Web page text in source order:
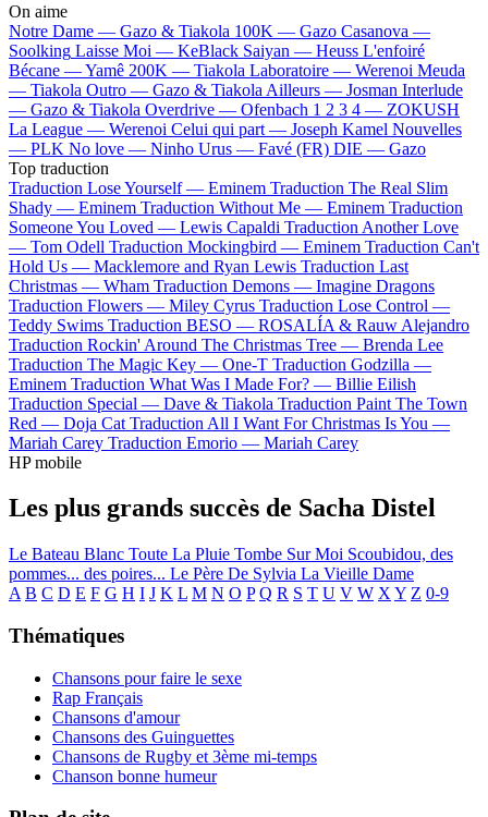
On aime
Notre Dame — Gazo & Tiakola 100K — Gazo Casanova —
Soolking Laisse Moi — KeBlack Saiyan — Heuss L'enfoiré
Bécane —Yamê 200K — Tiakola Laboratoire — Werenoi Meuda
— Tiakola Outro — Gazo & Tiakola Ailleurs — Josman Interlude
— Gazo & Tiakola Overdrive — Ofenbach 1 2 3 4 — ZOKUSH
La League — Werenoi Celui qui part — Joseph Kamel Nouvelles
— PLK No love — Ninho Urus — Favé (FR) DIE — Gazo
Top traduction
Traduction Lose Yourself — Eminem Traduction The Real Slim
Shady — Eminem Traduction Without Me — Eminem Traduction
Someone You Loved — Lewis Capaldi Traduction Another Love
— Tom Odell Traduction Mockingbird — Eminem Traduction Can't
Hold Us — Macklemore and Ryan Lewis Traduction Last
Christmas — Wham Traduction Demons — Imagine Dragons
Traduction Flowers — Miley Cyrus Traduction Lose Control —
Teddy Swims Traduction BESO — ROSALÍA & Rauw Alejandro
Traduction Rockin' Around The Christmas Tree — Brenda Lee
Traduction The Magic Key — One-T Traduction Godzilla —
Eminem Traduction What Was I Made For? — Billie Eilish
Traduction Special — Dave & Tiakola Traduction Paint The Town
Red — Doja Cat Traduction All I Want For Christmas Is You —
Mariah Carey Traduction Emorio — Mariah Carey
HP mobile
Les plus grands succès de Sacha Distel
Le Bateau Blanc Toute La Pluie Tombe Sur Moi Scoubidou, des
pommes... des poires... Le Père De Sylvia La Vieille Dame
A B C D E F G H I J K L M N O P Q R S T U V W X Y Z 0-9
Thématiques
Chansons pour faire le sexe
Rap Français
Chansons d'amour
Chansons des Guinguettes
Chansons de Rugby et 3ème mi-temps
Chanson bonne humeur